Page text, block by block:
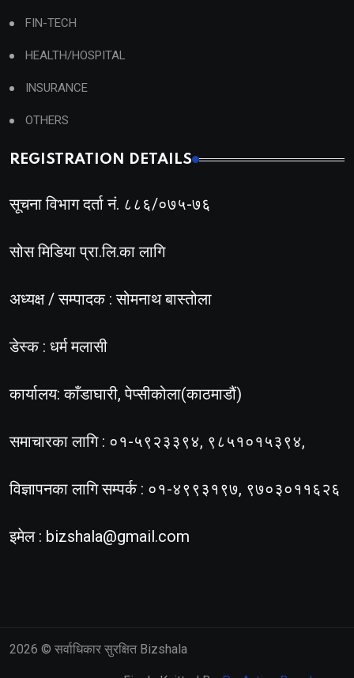
FIN-TECH
HEALTH/HOSPITAL
INSURANCE
OTHERS
REGISTRATION DETAILS
सूचना विभाग दर्ता नं. ८८६/०७५-७६
सोस मिडिया प्रा.लि.का लागि
अध्यक्ष / सम्पादक : सोमनाथ बास्तोला
डेस्क : धर्म मलासी
कार्यालय: काँडाघारी, पेप्सीकोला(काठमाडौं)
समाचारका लागि : ०१-५९२३३९४, ९८५१०१५३९४,
विज्ञापनका लागि सम्पर्क : ०१-४९९३१९७, ९७०३०११६२६
इमेल : bizshala@gmail.com
2026 © सर्वाधिकार सुरक्षित Bizshala